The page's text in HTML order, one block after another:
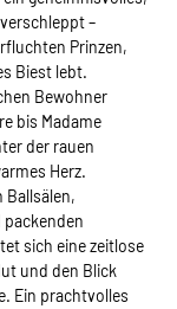
–
Prinzen,
Biest lebt.
Bewohner
bis Madame
der rauen
Herz.
Ballsälen,
sich eine zeitlose
und den Blick
Ein prachtvolles